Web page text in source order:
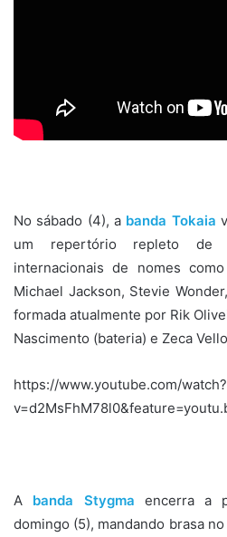
No sábado (4), a banda Tokaia
um repertório repleto de
internacionais de nomes
Michael Jackson, Stevie
formada atualmente por Rik
Nascimento (bateria) e Zeca
https://www.youtube.com/watch?
A banda Stygma encerra a
domingo (5), mandando brasa